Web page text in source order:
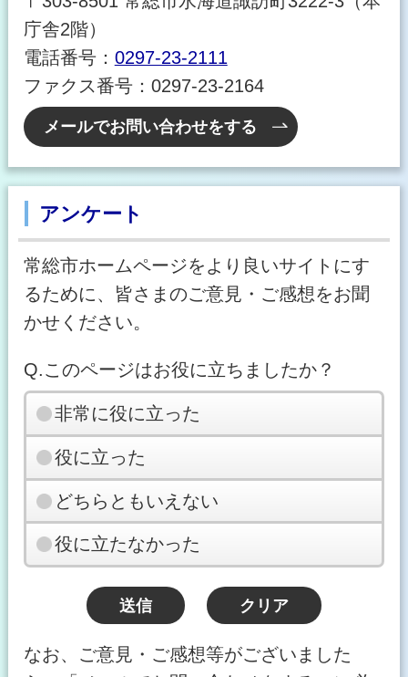
庁舎2階）
電話番号： 0297-23-2111
ファクス番号：0297-23-2164
メールでお問い合わせをする
アンケート
常総市ホームページをより良いサイトにす
るために、皆さまのご意見・ご感想をお聞
かせください。
Q.このページはお役に立ちましたか？
非常に役に立った
役に立った
どちらともいえない
役に立たなかった
なお、ご意見・ご感想等がございました